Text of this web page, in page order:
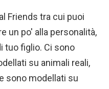
Friends tra cui puoi
un po' alla personalità,
tuo figlio. Ci sono
su animali reali,
sono modellati su